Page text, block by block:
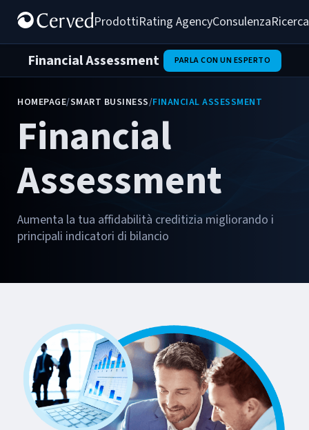
ProdottiRating AgencyConsulenza
Financial Assessment PARLA CON UN ESPERTO
HOMEPAGE/SMART BUSINESS/FINANCIAL ASSESSMENT
Financial
Assessment
Aumenta la tua affidabilità creditizia migliorando i
principali indicatori di bilancio